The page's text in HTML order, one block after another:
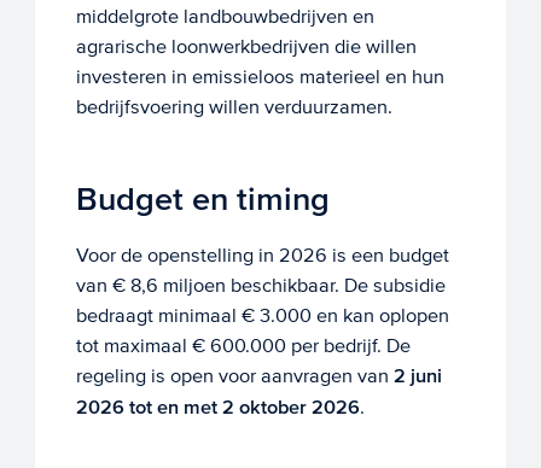
middelgrote landbouwbedrijven en
agrarische loonwerkbedrijven die willen
investeren in emissieloos materieel en hun
bedrijfsvoering willen verduurzamen.
Budget en timing
Voor de openstelling in 2026 is een budget
van € 8,6 miljoen beschikbaar. De subsidie
bedraagt minimaal € 3.000 en kan oplopen
tot maximaal € 600.000 per bedrijf. De
regeling is open voor aanvragen van 2 juni
2026 tot en met 2 oktober 2026.